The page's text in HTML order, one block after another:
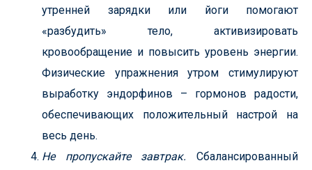
утренней зарядки или йоги помогают
«разбудить» тело, активизировать
кровообращение и повысить уровень энергии.
Физические упражнения утром стимулируют
выработку эндорфинов – гормонов радости,
обеспечивающих положительный настрой на
весь день.
Не пропускайте завтрак. Сбалансированный